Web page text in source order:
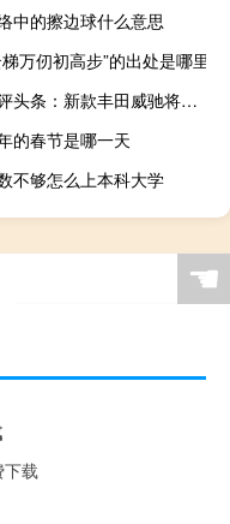
中的擦边球什么意思
梯万仞初高步”的出处是哪里
车评头条：新款丰田威驰将保持1.3但1.6将由110hp和141hp的新1.5取代
的春节是哪一天
不够怎么上本科大学
☚